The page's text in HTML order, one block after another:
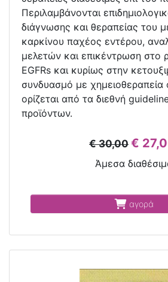
Περιλαμβάνονται
διάγνωσης και θεραπείας του
καρκίνου παχέος εντέρου,
μελετών και επικέντρωση στο
EGFRs και κυρίως στην
συνδυασμό με
ορίζεται από τα διεθνή
προϊόντων.
€ 30,00 €
Άμεσα
αγορά